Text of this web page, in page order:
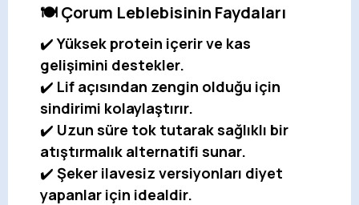
🍽️ Çorum Leblebisinin Faydaları
✔️Yüksek protein içerir ve kas
gelişimini destekler.
✔️ Lif açısından zengin olduğu için
sindirimi kolaylaştırır.
✔️ Uzun süre tok tutarak sağlıklı bir
atıştırmalık alternatifi sunar.
✔️ Şeker ilavesiz versiyonları diyet
yapanlar için idealdir.